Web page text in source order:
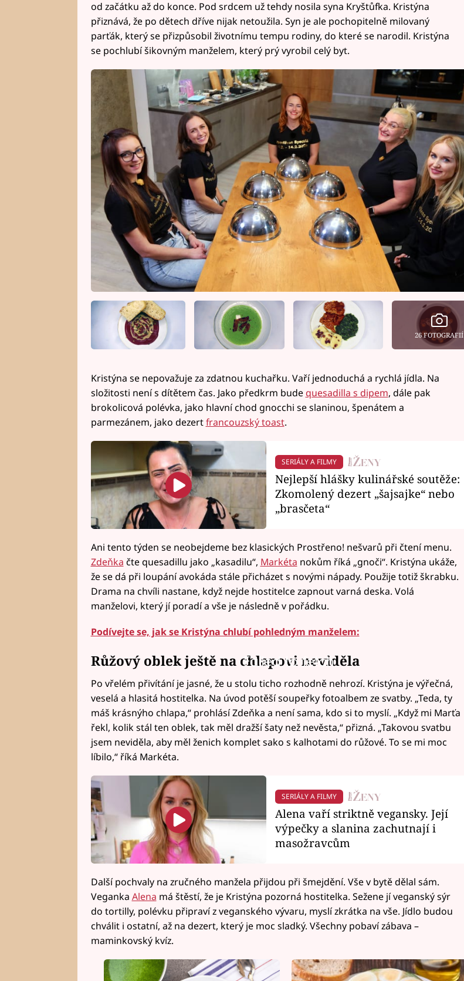
od začátku až do konce. Pod srdcem už tehdy nosila syna Kryštůfka. Kristýna
přiznává, že po dětech dříve nijak netoužila. Syn je ale pochopitelně milovaný
parťák, který se přizpůsobil životnímu tempu rodiny, do které se narodil. Kristýna
se pochlubí šikovným manželem, který prý vyrobil celý byt.
26 FOTOGRAFIÍ
Kristýna se nepovažuje za zdatnou kuchařku. Vaří jednoduchá a rychlá jídla. Na
složitosti není s dítětem čas. Jako předkrm bude quesadilla s dipem, dále pak
brokolicová polévka, jako hlavní chod gnocchi se slaninou, špenátem a
parmezánem, jako dezertfrancouzský toast.
SERIÁLY A FILMY
Nejlepší hlášky kulinářské soutěže:
Zkomolený dezert „šajsajke“ nebo
„brasčeta“
Ani tento týden se neobejdeme bez klasických Prostřeno! nešvarů při čtení menu.
Zdeňka čte quesadillu jako „kasadilu“, Markéta nokům říká „gnoči“. Kristýna ukáže,
že se dá při loupání avokáda stále přicházet s novými nápady. Použije totiž škrabku.
Drama na chvíli nastane, když nejde hostitelce zapnout varná deska. Volá
manželovi, který jí poradí a vše je následně v pořádku.
Podívejte se, jak se Kristýna chlubí pohledným manželem:
Failed to fetch
Růžový oblek ještě na chlapovi neviděla
Po vřelém přivítání je jasné, že u stolu ticho rozhodně nehrozí. Kristýna je výřečná,
veselá a hlasitá hostitelka. Na úvod potěší soupeřky fotoalbem ze svatby. „Teda, ty
máš krásnýho chlapa,“ prohlásí Zdeňka a není sama, kdo si to myslí. „Když mi Marťa
řekl, kolik stál ten oblek, tak měl dražší šaty než nevěsta,“ přizná. „Takovou svatbu
jsem neviděla, aby měl ženich komplet sako s kalhotami do růžové. To se mi moc
líbilo,“ říká Markéta.
SERIÁLY A FILMY
Alena vaří striktně vegansky. Její
výpečky a slanina zachutnají i
masožravcům
Další pochvaly na zručného manžela přijdou při šmejdění. Vše v bytě dělal sám.
Veganka Alena má štěstí, že je Kristýna pozorná hostitelka. Sežene jí veganský sýr
do tortilly, polévku připraví z veganského vývaru, myslí zkrátka na vše. Jídlo budou
chválit i ostatní, až na dezert, který je moc sladký. Všechny pobaví zábava –
maminkovský kvíz.